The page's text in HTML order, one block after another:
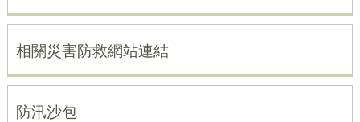
相關災害防救網站連結
防汛沙包